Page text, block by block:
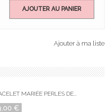
AJOUTER AU PANIER
Ajouter à ma liste
MARIÉE PERLES DE...
€